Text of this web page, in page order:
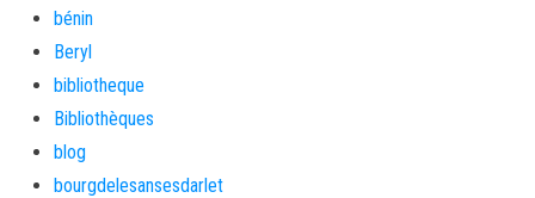
bénin
Beryl
bibliotheque
Bibliothèques
blog
bourgdelesansesdarlet